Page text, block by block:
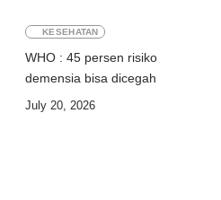
KESEHATAN
WHO : 45 persen risiko
demensia bisa dicegah
July 20, 2026